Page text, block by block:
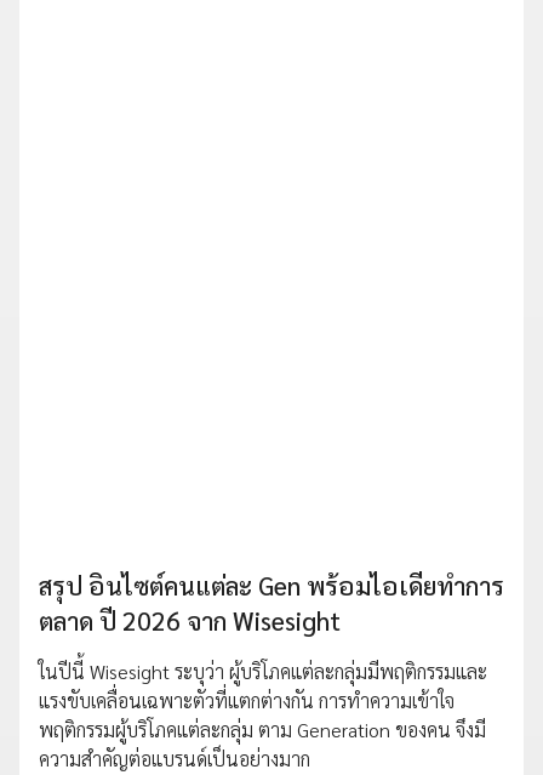
สรุป อินไซต์คนแต่ละ Gen พร้อมไอเดียทำการ
ตลาด ปี 2026 จาก Wisesight
ในปีนี้ Wisesight ระบุว่า ผู้บริโภคแต่ละกลุ่มมีพฤติกรรมและ
แรงขับเคลื่อนเฉพาะตัวที่แตกต่างกัน การทำความเข้าใจ
พฤติกรรมผู้บริโภคแต่ละกลุ่ม ตาม Generation ของคน จึงมี
ความสำคัญต่อแบรนด์เป็นอย่างมาก